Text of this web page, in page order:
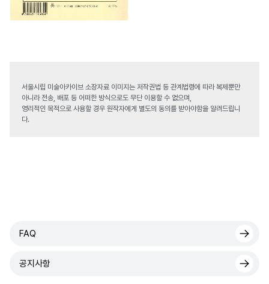
서울시립 미술아카이브 소장자료 이미지는 저작권법 등 관계법령에 따라 복제뿐만
아니라 전송, 배포 등 어떠한 방식으로도 무단 이용할 수 없으며,
영리적인 목적으로 사용할 경우 원작자에게 별도의 동의를 받아야함을 알려드립니
다.
FAQ
공지사항